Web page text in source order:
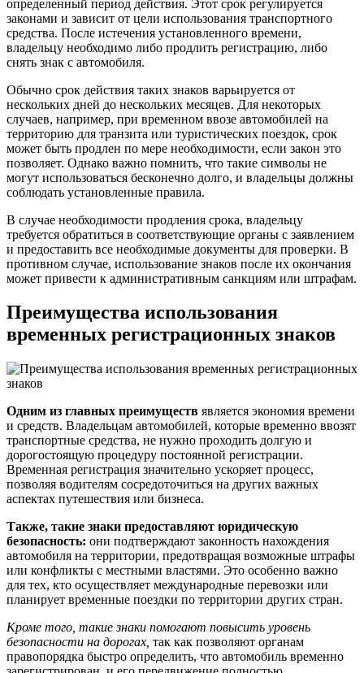
определенный период действия. Этот срок регулируется
законами и зависит от цели использования транспортного
средства. После истечения установленного времени,
владельцу необходимо либо продлить регистрацию, либо
снять знак с автомобиля.
Обычно срок действия таких знаков варьируется от
нескольких дней до нескольких месяцев. Для некоторых
случаев, например, при временном ввозе автомобилей на
территорию для транзита или туристических поездок, срок
может быть продлен по мере необходимости, если закон это
позволяет. Однако важно помнить, что такие символы не
могут использоваться бесконечно долго, и владельцы должны
соблюдать установленные правила.
В случае необходимости продления срока, владельцу
требуется обратиться в соответствующие органы с заявлением
и предоставить все необходимые документы для проверки. В
противном случае, использование знаков после их окончания
может привести к административным санкциям или штрафам.
Преимущества использования
временных регистрационных знаков
Одним из главных преимуществ является экономия времени
и средств. Владельцам автомобилей, которые временно ввозят
транспортные средства, не нужно проходить долгую и
дорогостоящую процедуру постоянной регистрации.
Временная регистрация значительно ускоряет процесс,
позволяя водителям сосредоточиться на других важных
аспектах путешествия или бизнеса.
Также, такие знаки предоставляют юридическую
безопасность: они подтверждают законность нахождения
автомобиля на территории, предотвращая возможные штрафы
или конфликты с местными властями. Это особенно важно
для тех, кто осуществляет международные перевозки или
планирует временные поездки по территории других стран.
Кроме того, такие знаки помогают повысить уровень
безопасности на дорогах, так как позволяют органам
правопорядка быстро определить, что автомобиль временно